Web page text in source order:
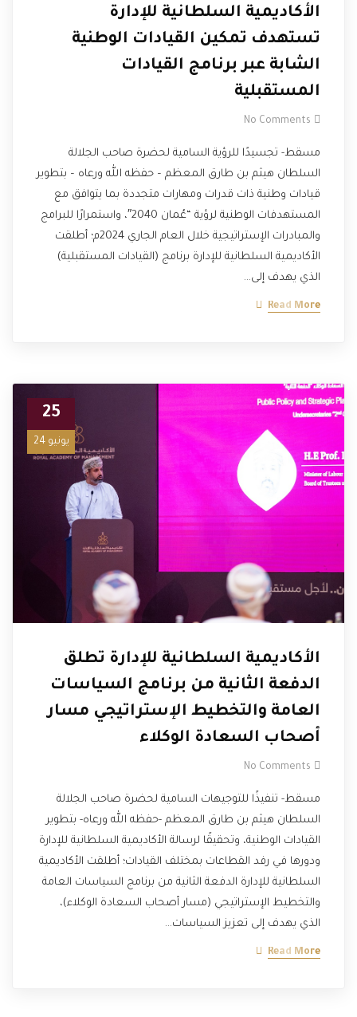
الأكاديمية السلطانية للإدارة
تستهدف تمكين القيادات الوطنية
الشابة عبر برنامج القيادات
المستقبلية
No Comments
مسقط- تجسيدًا للرؤية السامية لحضرة صاحب الجلالة
السلطان هيثم بن طارق المعظم – حفظه الله ورعاه – بتطوير
قيادات وطنية ذات قدرات ومهارات متجددة بما يتوافق مع
المستهدفات الوطنية لرؤية “عُمان 2040″، واستمرارًا للبرامج
والمبادرات الإستراتيجية خلال العام الجاري 2024م؛ أطلقت
الأكاديمية السلطانية للإدارة برنامج (القيادات المستقبلية)
الذي يهدف إلى…
Read More
25
يونيو 24
الأكاديمية السلطانية للإدارة تطلق
الدفعة الثانية من برنامج السياسات
العامة والتخطيط الإستراتيجي مسار
أصحاب السعادة الوكلاء
No Comments
مسقط- تنفيذًا للتوجيهات السامية لحضرة صاحب الجلالة
السلطان هيثم بن طارق المعظم -حفظه الله ورعاه- بتطوير
القيادات الوطنية، وتحقيقًا لرسالة الأكاديمية السلطانية للإدارة
ودورها في رفد القطاعات بمختلف القيادات؛ أطلقت الأكاديمية
السلطانية للإدارة الدفعة الثانية من برنامج السياسات العامة
والتخطيط الإستراتيجي (مسار أصحاب السعادة الوكلاء)،
الذي يهدف إلى تعزيز السياسات…
Read More